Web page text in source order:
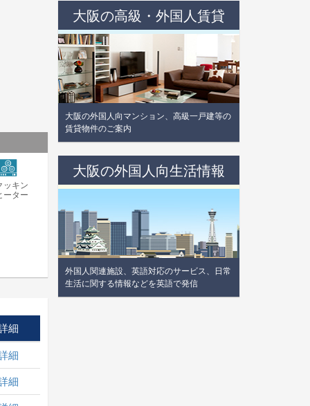
ッキン
ーター
細
細
細
大阪の高級・外国人賃貸
大阪の外国人向マンション、高級一戸建等の
賃貸物件のご案内
大阪の外国人向生活情報
外国人関連施設、英語対応のサービス、日常
生活に関する情報などを英語で発信